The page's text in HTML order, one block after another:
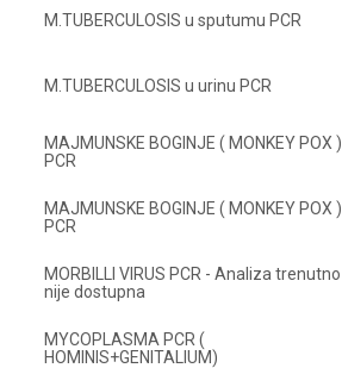
M.TUBERCULOSIS u sputumu PCR
M.TUBERCULOSIS u urinu PCR
MAJMUNSKE BOGINJE ( MONKEY POX )
PCR
MAJMUNSKE BOGINJE ( MONKEY POX )
PCR
MORBILLI VIRUS PCR - Analiza trenutno
nije dostupna
MYCOPLASMA PCR (
HOMINIS+GENITALIUM)